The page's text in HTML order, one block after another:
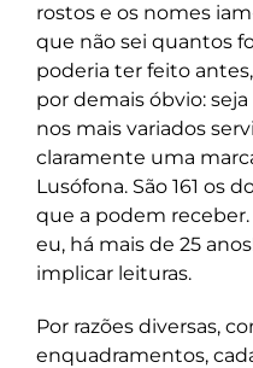
rostos e os nomes
que não sei quantos
poderia ter feito
por demais óbvio:
nos mais variados
claramente uma
Lusófona. São 161 os
que a podem
eu, há mais de 25
implicar leituras.
Por razões diversas,
enquadramentos,